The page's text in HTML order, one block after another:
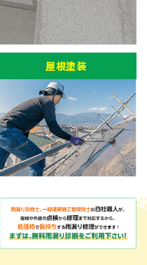
屋根塗装